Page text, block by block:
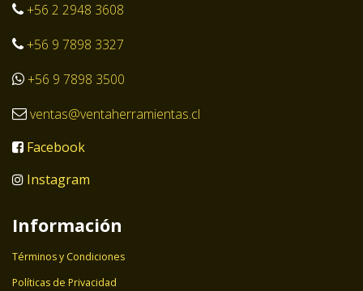
+56 2 2948 3608
+56 9 7898 3327
+56 9 7898 3500
ventas@ventaherramientas.cl
Facebook
Instagram
Información
Términos y Condiciones
Políticas de Privacidad